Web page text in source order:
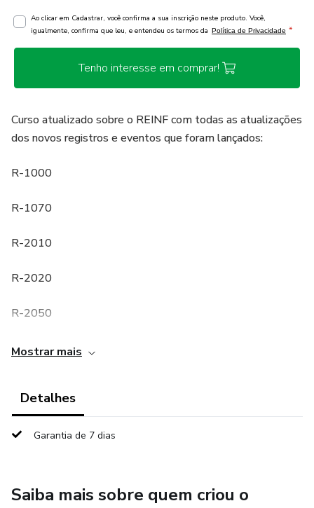
Ao clicar em Cadastrar, você confirma a sua inscrição neste produto. Você,
igualmente, confirma que leu, e entendeu os termos da Política de Privacidade *
Tenho interesse em comprar!
Curso atualizado sobre o REINF com todas as atualizações
dos novos registros e eventos que foram lançados:
R-1000
R-1070
R-2010
R-2020
R-2050
R-2060
R-4010
R-4040
Mostrar mais
Detalhes
Garantia de 7 dias
Saiba mais sobre quem criou o